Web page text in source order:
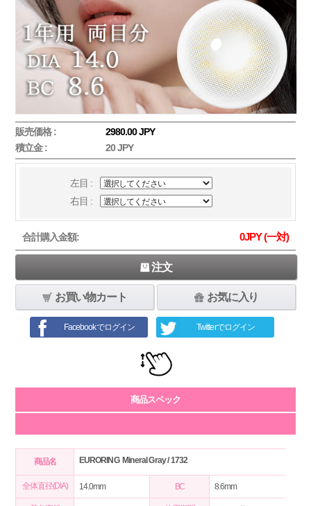
販売価格 :
2980.00 JPY
積立金 :
20 JPY
左目 :
右目 :
合計購入金額: 0JPY (一対)
注文
お買い物カート お気に入り
Facebookでログイン Twitterでログイン
商品スペック
商品名 EURORING Mineral Gray / 1732
全体直径(DIA) 14.0mm BC 8.6mm